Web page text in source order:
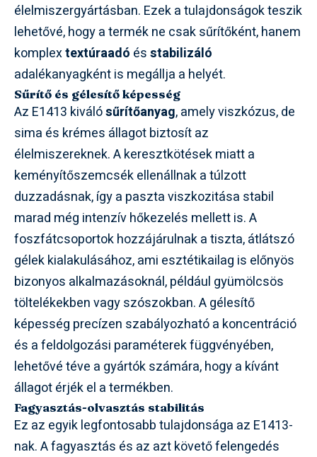
élelmiszergyártásban. Ezek a tulajdonságok teszik
lehetővé, hogy a termék ne csak sűrítőként, hanem
komplextextúraadó ésstabilizáló
adalékanyagként is megállja a helyét.
Sűrítő és gélesítő képesség
Az E1413 kiválósűrítőanyag, amely viszkózus, de
sima és krémes állagot biztosít az
élelmiszereknek. A keresztkötések miatt a
keményítőszemcsék ellenállnak a túlzott
duzzadásnak, így a paszta viszkozitása stabil
marad még intenzív hőkezelés mellett is. A
foszfátcsoportok hozzájárulnak a tiszta, átlátszó
gélek kialakulásához, ami esztétikailag is előnyös
bizonyos alkalmazásoknál, például gyümölcsös
töltelékekben vagy szószokban. A gélesítő
képesség precízen szabályozható a koncentráció
és a feldolgozási paraméterek függvényében,
lehetővé téve a gyártók számára, hogy a kívánt
állagot érjék el a termékben.
Fagyasztás-olvasztás stabilitás
Ez az egyik legfontosabb tulajdonsága az E1413-
nak. A fagyasztás és az azt követő felengedés